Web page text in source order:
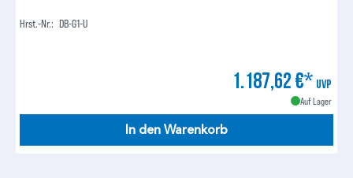
Hrst.-Nr.: DB-G1-U
1.187,62 €* UVP
Auf Lager
In den Warenkorb